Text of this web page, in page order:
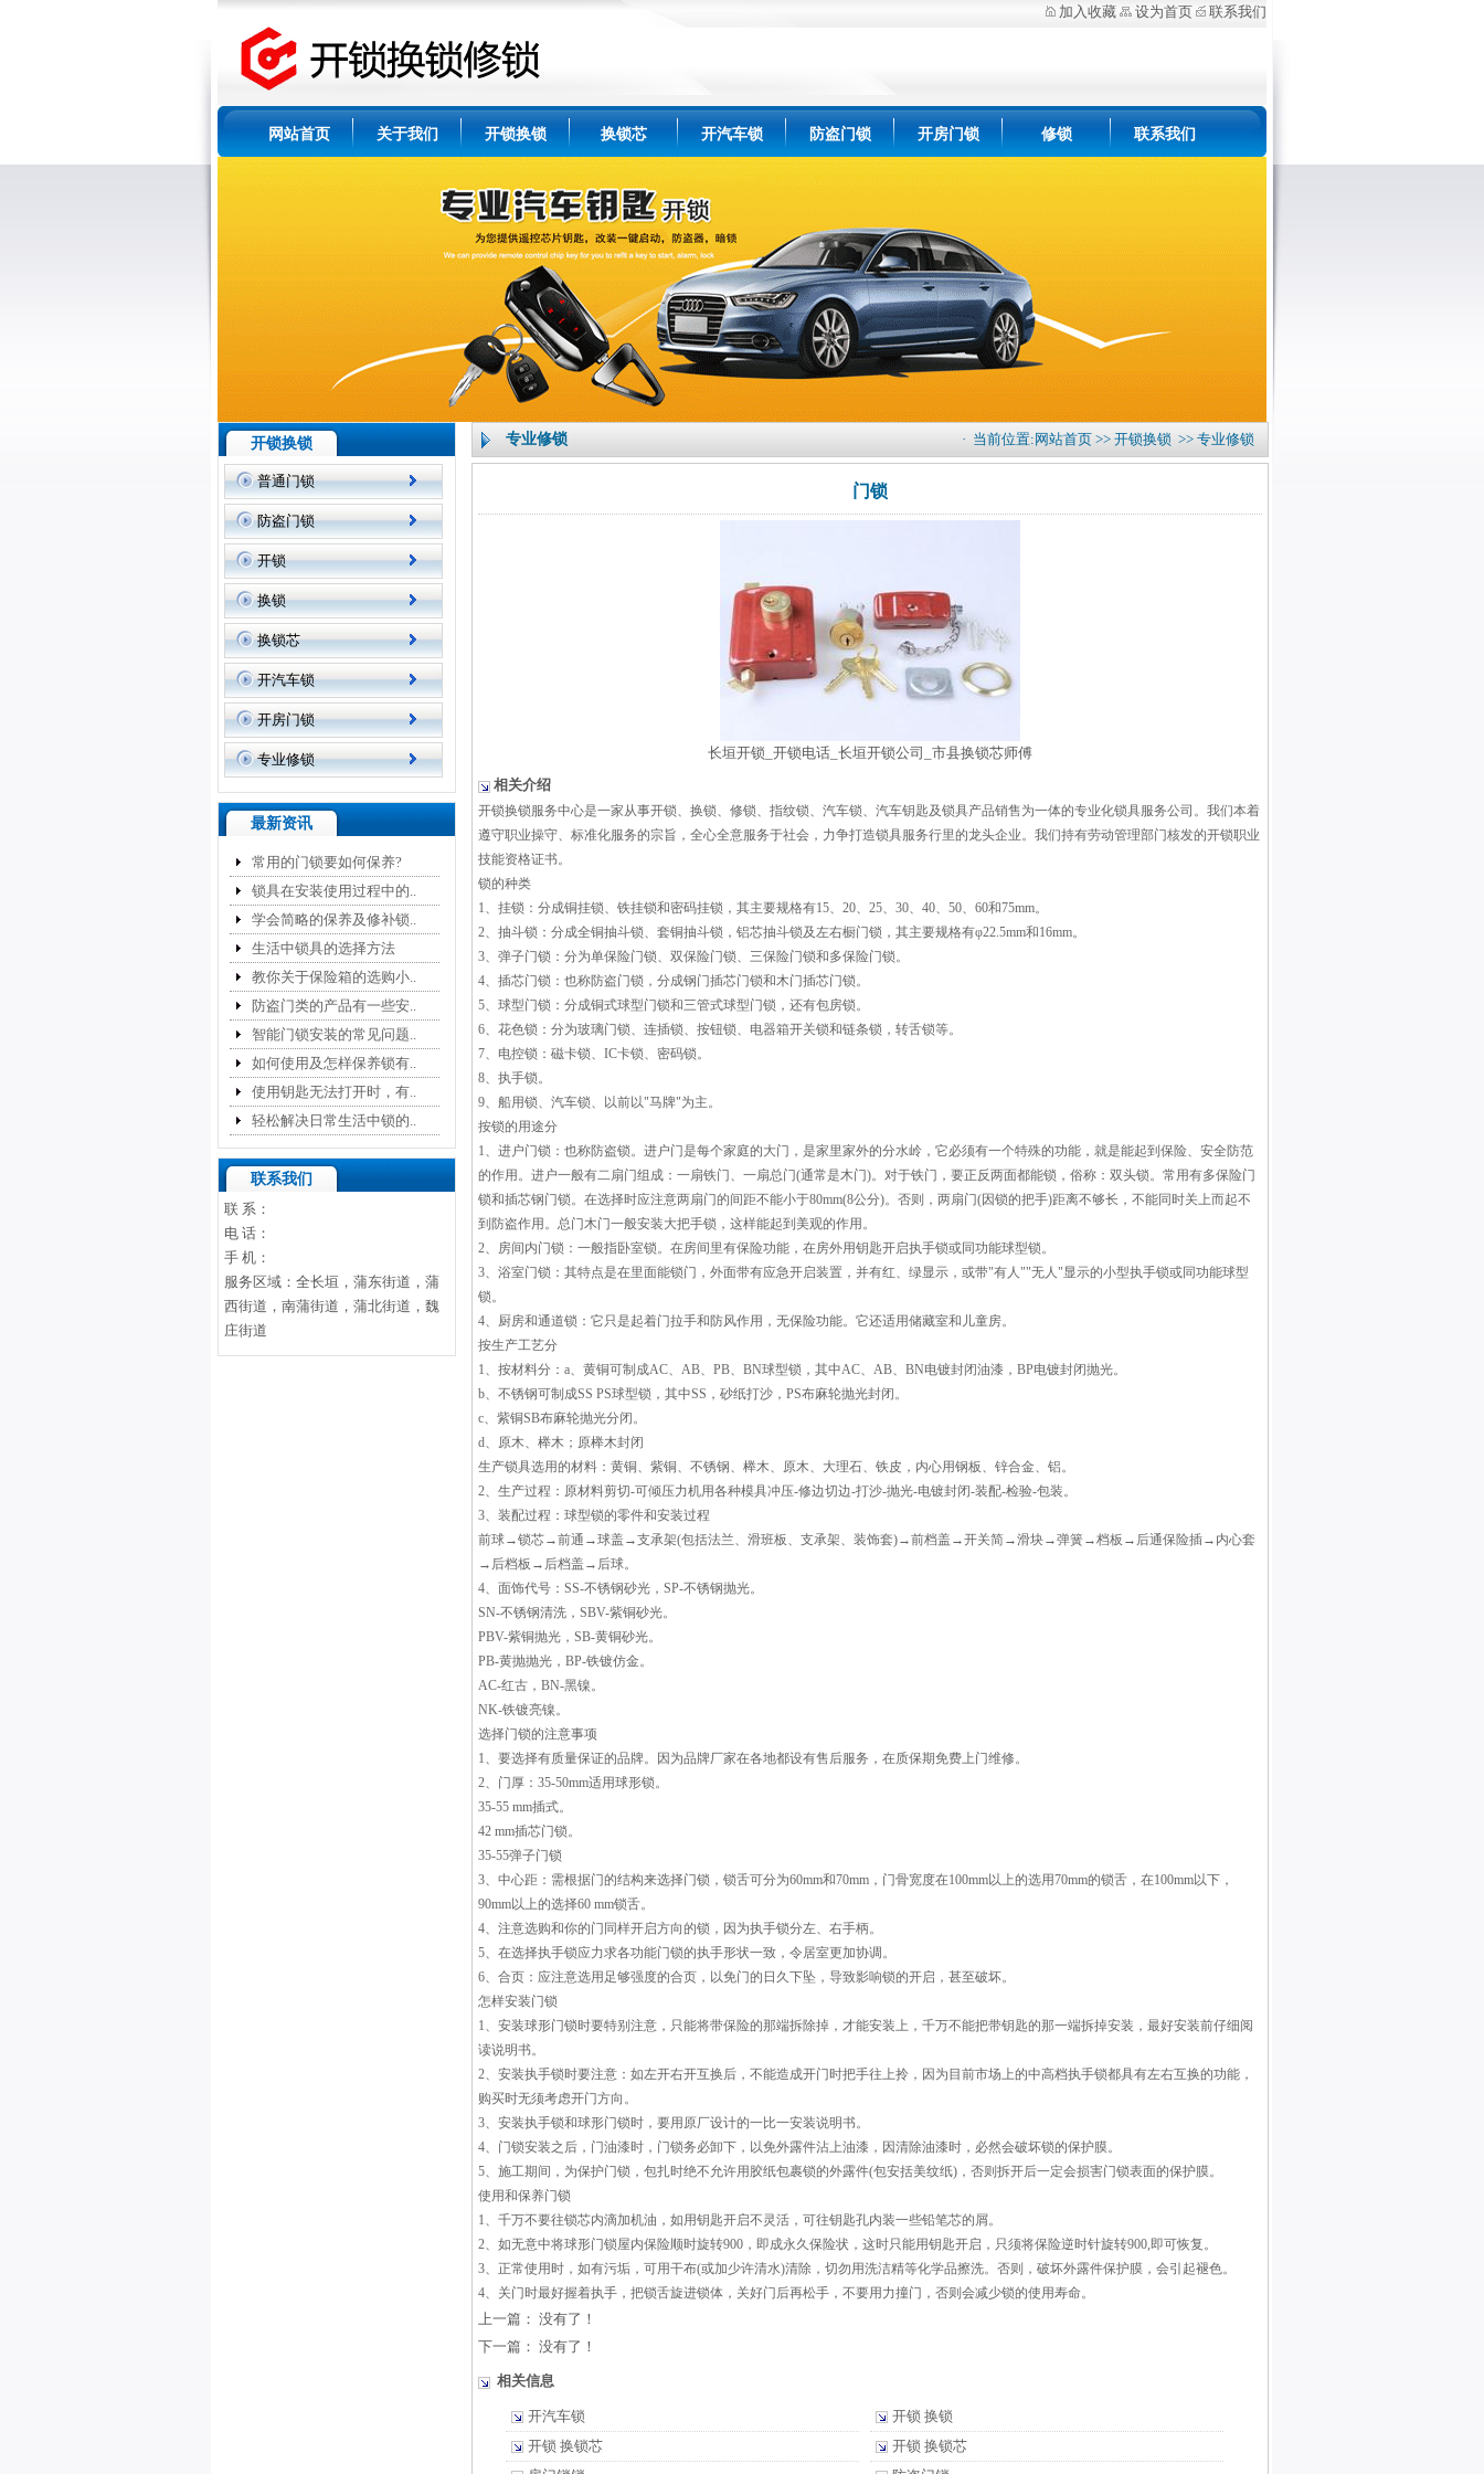
加入收藏 设为首页 联系我们
网站首页 关于我们 开锁换锁 换锁芯 开汽车锁 防盗门锁 开房门锁 修锁 联系我们
开锁换锁
普通门锁
防盗门锁
开锁
换锁
换锁芯
开汽车锁
开房门锁
专业修锁
最新资讯
常用的门锁要如何保养?
锁具在安装使用过程中的..
学会简略的保养及修补锁..
生活中锁具的选择方法
教你关于保险箱的选购小..
防盗门类的产品有一些安..
智能门锁安装的常见问题..
如何使用及怎样保养锁有..
使用钥匙无法打开时，有..
轻松解决日常生活中锁的..
联系我们
联 系：
电 话：
手 机：
服务区域：全长垣，蒲东街道，蒲
西街道，南蒲街道，蒲北街道，魏
庄街道
专业修锁 · 当前位置: 网站首页 >> 开锁换锁 >> 专业修锁
门锁
长垣开锁_开锁电话_长垣开锁公司_市县换锁芯师傅
相关介绍
开锁换锁服务中心是一家从事开锁、换锁、修锁、指纹锁、汽车锁、汽车钥匙及锁具产品销售为一体的专业化锁具服务公司。我们本着
遵守职业操守、标准化服务的宗旨，全心全意服务于社会，力争打造锁具服务行里的龙头企业。我们持有劳动管理部门核发的开锁职业
技能资格证书。
锁的种类
1、挂锁：分成铜挂锁、铁挂锁和密码挂锁，其主要规格有15、20、25、30、40、50、60和75mm。
2、抽斗锁：分成全铜抽斗锁、套铜抽斗锁，铝芯抽斗锁及左右橱门锁，其主要规格有φ22.5mm和16mm。
3、弹子门锁：分为单保险门锁、双保险门锁、三保险门锁和多保险门锁。
4、插芯门锁：也称防盗门锁，分成钢门插芯门锁和木门插芯门锁。
5、球型门锁：分成铜式球型门锁和三管式球型门锁，还有包房锁。
6、花色锁：分为玻璃门锁、连插锁、按钮锁、电器箱开关锁和链条锁，转舌锁等。
7、电控锁：磁卡锁、IC卡锁、密码锁。
8、执手锁。
9、船用锁、汽车锁、以前以"马牌"为主。
按锁的用途分
1、进户门锁：也称防盗锁。进户门是每个家庭的大门，是家里家外的分水岭，它必须有一个特殊的功能，就是能起到保险、安全防范
的作用。进户一般有二扇门组成：一扇铁门、一扇总门(通常是木门)。对于铁门，要正反两面都能锁，俗称：双头锁。常用有多保险门
锁和插芯钢门锁。在选择时应注意两扇门的间距不能小于80mm(8公分)。否则，两扇门(因锁的把手)距离不够长，不能同时关上而起不
到防盗作用。总门木门一般安装大把手锁，这样能起到美观的作用。
2、房间内门锁：一般指卧室锁。在房间里有保险功能，在房外用钥匙开启执手锁或同功能球型锁。
3、浴室门锁：其特点是在里面能锁门，外面带有应急开启装置，并有红、绿显示，或带"有人""无人"显示的小型执手锁或同功能球型
锁。
4、厨房和通道锁：它只是起着门拉手和防风作用，无保险功能。它还适用储藏室和儿童房。
按生产工艺分
1、按材料分：a、黄铜可制成AC、AB、PB、BN球型锁，其中AC、AB、BN电镀封闭油漆，BP电镀封闭抛光。
b、不锈钢可制成SS PS球型锁，其中SS，砂纸打沙，PS布麻轮抛光封闭。
c、紫铜SB布麻轮抛光分闭。
d、原木、榉木；原榉木封闭
生产锁具选用的材料：黄铜、紫铜、不锈钢、榉木、原木、大理石、铁皮，内心用钢板、锌合金、铝。
2、生产过程：原材料剪切-可倾压力机用各种模具冲压-修边切边-打沙-抛光-电镀封闭-装配-检验-包装。
3、装配过程：球型锁的零件和安装过程
前球→锁芯→前通→球盖→支承架(包括法兰、滑班板、支承架、装饰套)→前档盖→开关简→滑块→弹簧→档板→后通保险插→内心套
→后档板→后档盖→后球。
4、面饰代号：SS-不锈钢砂光，SP-不锈钢抛光。
SN-不锈钢清洗，SBV-紫铜砂光。
PBV-紫铜抛光，SB-黄铜砂光。
PB-黄抛抛光，BP-铁镀仿金。
AC-红古，BN-黑镍。
NK-铁镀亮镍。
选择门锁的注意事项
1、要选择有质量保证的品牌。因为品牌厂家在各地都设有售后服务，在质保期免费上门维修。
2、门厚：35-50mm适用球形锁。
35-55 mm插式。
42 mm插芯门锁。
35-55弹子门锁
3、中心距：需根据门的结构来选择门锁，锁舌可分为60mm和70mm，门骨宽度在100mm以上的选用70mm的锁舌，在100mm以下，
90mm以上的选择60 mm锁舌。
4、注意选购和你的门同样开启方向的锁，因为执手锁分左、右手柄。
5、在选择执手锁应力求各功能门锁的执手形状一致，令居室更加协调。
6、合页：应注意选用足够强度的合页，以免门的日久下坠，导致影响锁的开启，甚至破坏。
怎样安装门锁
1、安装球形门锁时要特别注意，只能将带保险的那端拆除掉，才能安装上，千万不能把带钥匙的那一端拆掉安装，最好安装前仔细阅
读说明书。
2、安装执手锁时要注意：如左开右开互换后，不能造成开门时把手往上拎，因为目前市场上的中高档执手锁都具有左右互换的功能，
购买时无须考虑开门方向。
3、安装执手锁和球形门锁时，要用原厂设计的一比一安装说明书。
4、门锁安装之后，门油漆时，门锁务必卸下，以免外露件沾上油漆，因清除油漆时，必然会破坏锁的保护膜。
5、施工期间，为保护门锁，包扎时绝不允许用胶纸包裹锁的外露件(包安括美纹纸)，否则拆开后一定会损害门锁表面的保护膜。
使用和保养门锁
1、千万不要往锁芯内滴加机油，如用钥匙开启不灵活，可往钥匙孔内装一些铅笔芯的屑。
2、如无意中将球形门锁屋内保险顺时旋转900，即成永久保险状，这时只能用钥匙开启，只须将保险逆时针旋转900,即可恢复。
3、正常使用时，如有污垢，可用干布(或加少许清水)清除，切勿用洗洁精等化学品擦洗。否则，破坏外露件保护膜，会引起褪色。
4、关门时最好握着执手，把锁舌旋进锁体，关好门后再松手，不要用力撞门，否则会减少锁的使用寿命。
上一篇： 没有了！
下一篇： 没有了！
相关信息
开汽车锁
开锁 换锁
开锁 换锁芯
开锁 换锁芯